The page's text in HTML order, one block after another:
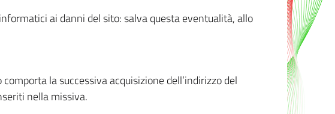
ai danni del sito: salva questa eventualità, allo
la successiva acquisizione dell’indirizzo del
nella missiva.